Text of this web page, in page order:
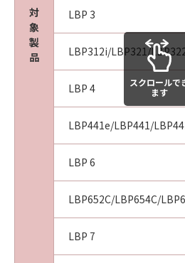
対
象
製
品
LBP 3
LBP312i/LBP321/
LBP 4
LBP441e/LBP441/
LBP 6
LBP652C/LBP654C/
LBP 7
スクロールで
ます